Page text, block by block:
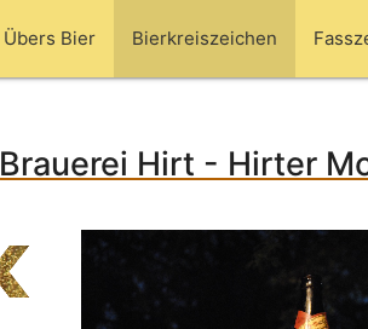
Übers Bier Bierkreiszeichen
Brauerei Hirt - Hirter